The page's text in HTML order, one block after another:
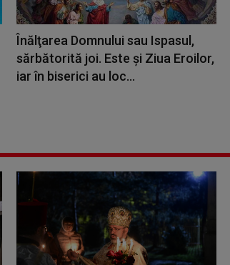
Înălţarea Domnului sau Ispasul,
sărbătorită joi. Este şi Ziua Eroilor,
iar în biserici au loc...